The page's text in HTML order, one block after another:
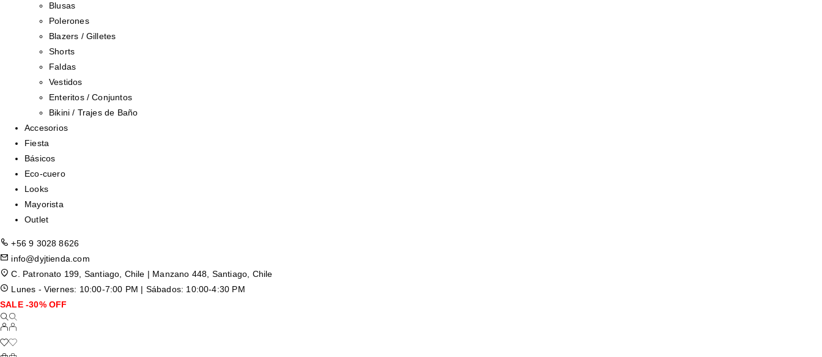
Blusas
Polerones
Blazers / Gilletes
Shorts
Faldas
Vestidos
Enteritos / Conjuntos
Bikini / Trajes de Baño
Accesorios
Fiesta
Básicos
Eco-cuero
Looks
Mayorista
Outlet
+56 9 3028 8626
info@dyjtienda.com
C. Patronato 199, Santiago, Chile | Manzano 448, Santiago, Chile
Lunes - Viernes: 10:00-7:00 PM | Sábados: 10:00-4:30 PM
SALE -30% OFF